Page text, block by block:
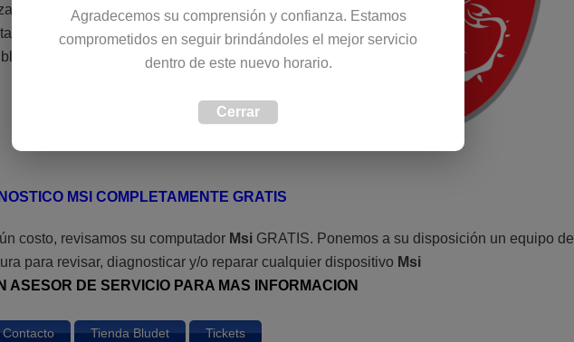
para computadoresMsien Colombia.
configurar o reparar cualquier parte de
en el país, es posible solicitarla bajo
MSI COMPLETAMENTE GRATIS
costo, revisamos su computador MsiGRATIS. Ponemos a su disposición un equipo de
para revisar, diagnosticar y/o reparar cualquier dispositivo Msi
ASESOR DE SERVICIO PARA MAS INFORMACION
Contacto Tienda Bludet Tickets
Agradecemos su comprensión y confianza. Estamos
comprometidos en seguir brindándoles el mejor servicio
dentro de este nuevo horario.
Cerrar